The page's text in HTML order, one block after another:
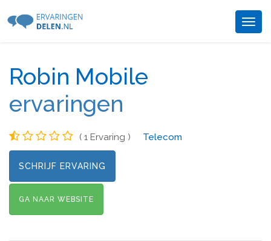
Robin Mobile
ervaringen
( 1 Ervaring ) Telecom
SCHRIJF ERVARING
GA NAAR WEBSITE